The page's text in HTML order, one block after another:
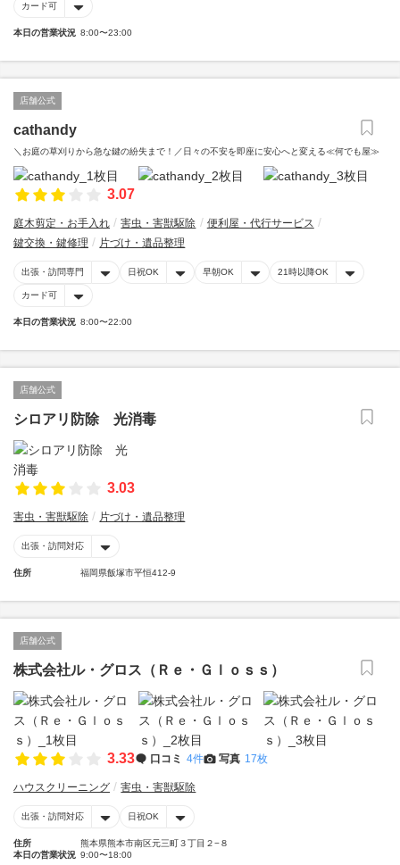
カード可
本日の営業状況 8:00〜23:00
店舗公式
cathandy
＼お庭の草刈りから急な鍵の紛失まで！／日々の不安を即座に安心へと変える≪何でも屋≫
3.07
庭木剪定・お手入れ 害虫・害獣駆除
便利屋・代行サービス
鍵交換・鍵修理
片づけ・遺品整理
出張・訪問専門 日祝OK 早朝OK 21時以降OK
カード可
本日の営業状況 8:00〜22:00
店舗公式
シロアリ防除 光消毒
3.03
害虫・害獣駆除 片づけ・遺品整理
出張・訪問対応
住所 福岡県飯塚市平恒412-9
店舗公式
株式会社ル・グロス（Ｒｅ・Ｇｌｏｓｓ）
3.33 口コミ 4件 写真 17枚
ハウスクリーニング 害虫・害獣駆除
出張・訪問対応 日祝OK
住所
熊本県熊本市南区元三町３丁目２−８
本日の営業状況 9:00〜18:00